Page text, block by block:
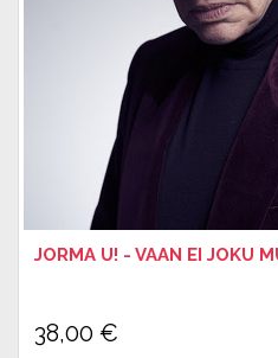
JORMA U! - VAAN EI JOKU
38,00 €